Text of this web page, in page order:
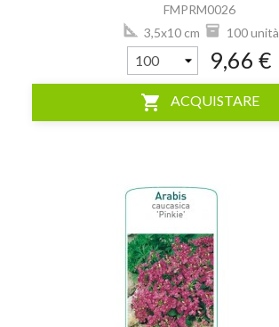
FMPRM0026
3,5x10 cm
100 unità
9,66 €
shopping_cart ACQUISTARE